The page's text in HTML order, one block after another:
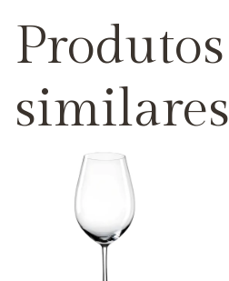
Produtos
similares